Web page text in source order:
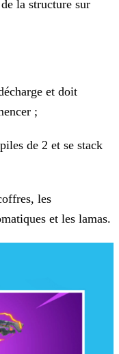
la structure sur
et doit
;
de 2 et se stack
les
et les lamas.